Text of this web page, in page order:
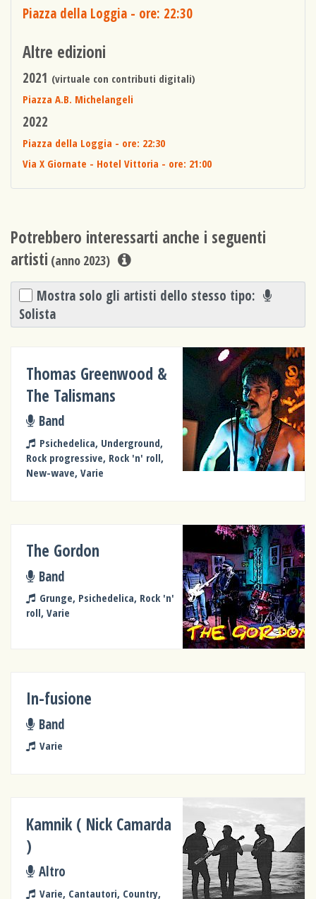
Piazza della Loggia - ore: 22:30
Altre edizioni
2021 (virtuale con contributi digitali)
Piazza A.B. Michelangeli
2022
Piazza della Loggia - ore: 22:30
Via X Giornate - Hotel Vittoria - ore: 21:00
Potrebbero interessarti anche i seguenti
artisti (anno 2023)
Mostra solo gli artisti dello stesso tipo:
Solista
Thomas Greenwood &
The Talismans
Band
Psichedelica, Underground,
Rock progressive, Rock 'n' roll,
New-wave, Varie
The Gordon
Band
Grunge, Psichedelica, Rock 'n'
roll, Varie
In-fusione
Band
Varie
Kamnik ( Nick Camarda
)
Altro
Varie, Cantautori, Country,